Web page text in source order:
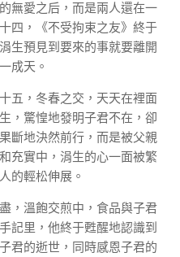
無愛之后，而是兩人還在一
四，《不受拘束之友》終于
生預見到要來的事就要離開
成天。
五，冬春之交，天天在裡面
，驚惶地發明子君不在，卻
斷地決然前行，而是被父親
充實中，涓生的心一面被繁
的輕松伸展。
，溫飽交煎中，食品與子君
記里，他終于甦醒地認識到
君的逝世，同時感恩子君的